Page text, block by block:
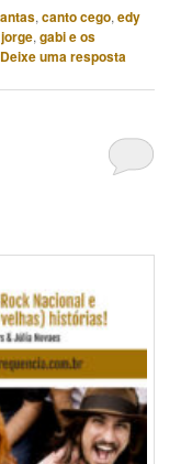
,canto cego,edy
,gabi e os
Deixe uma resposta